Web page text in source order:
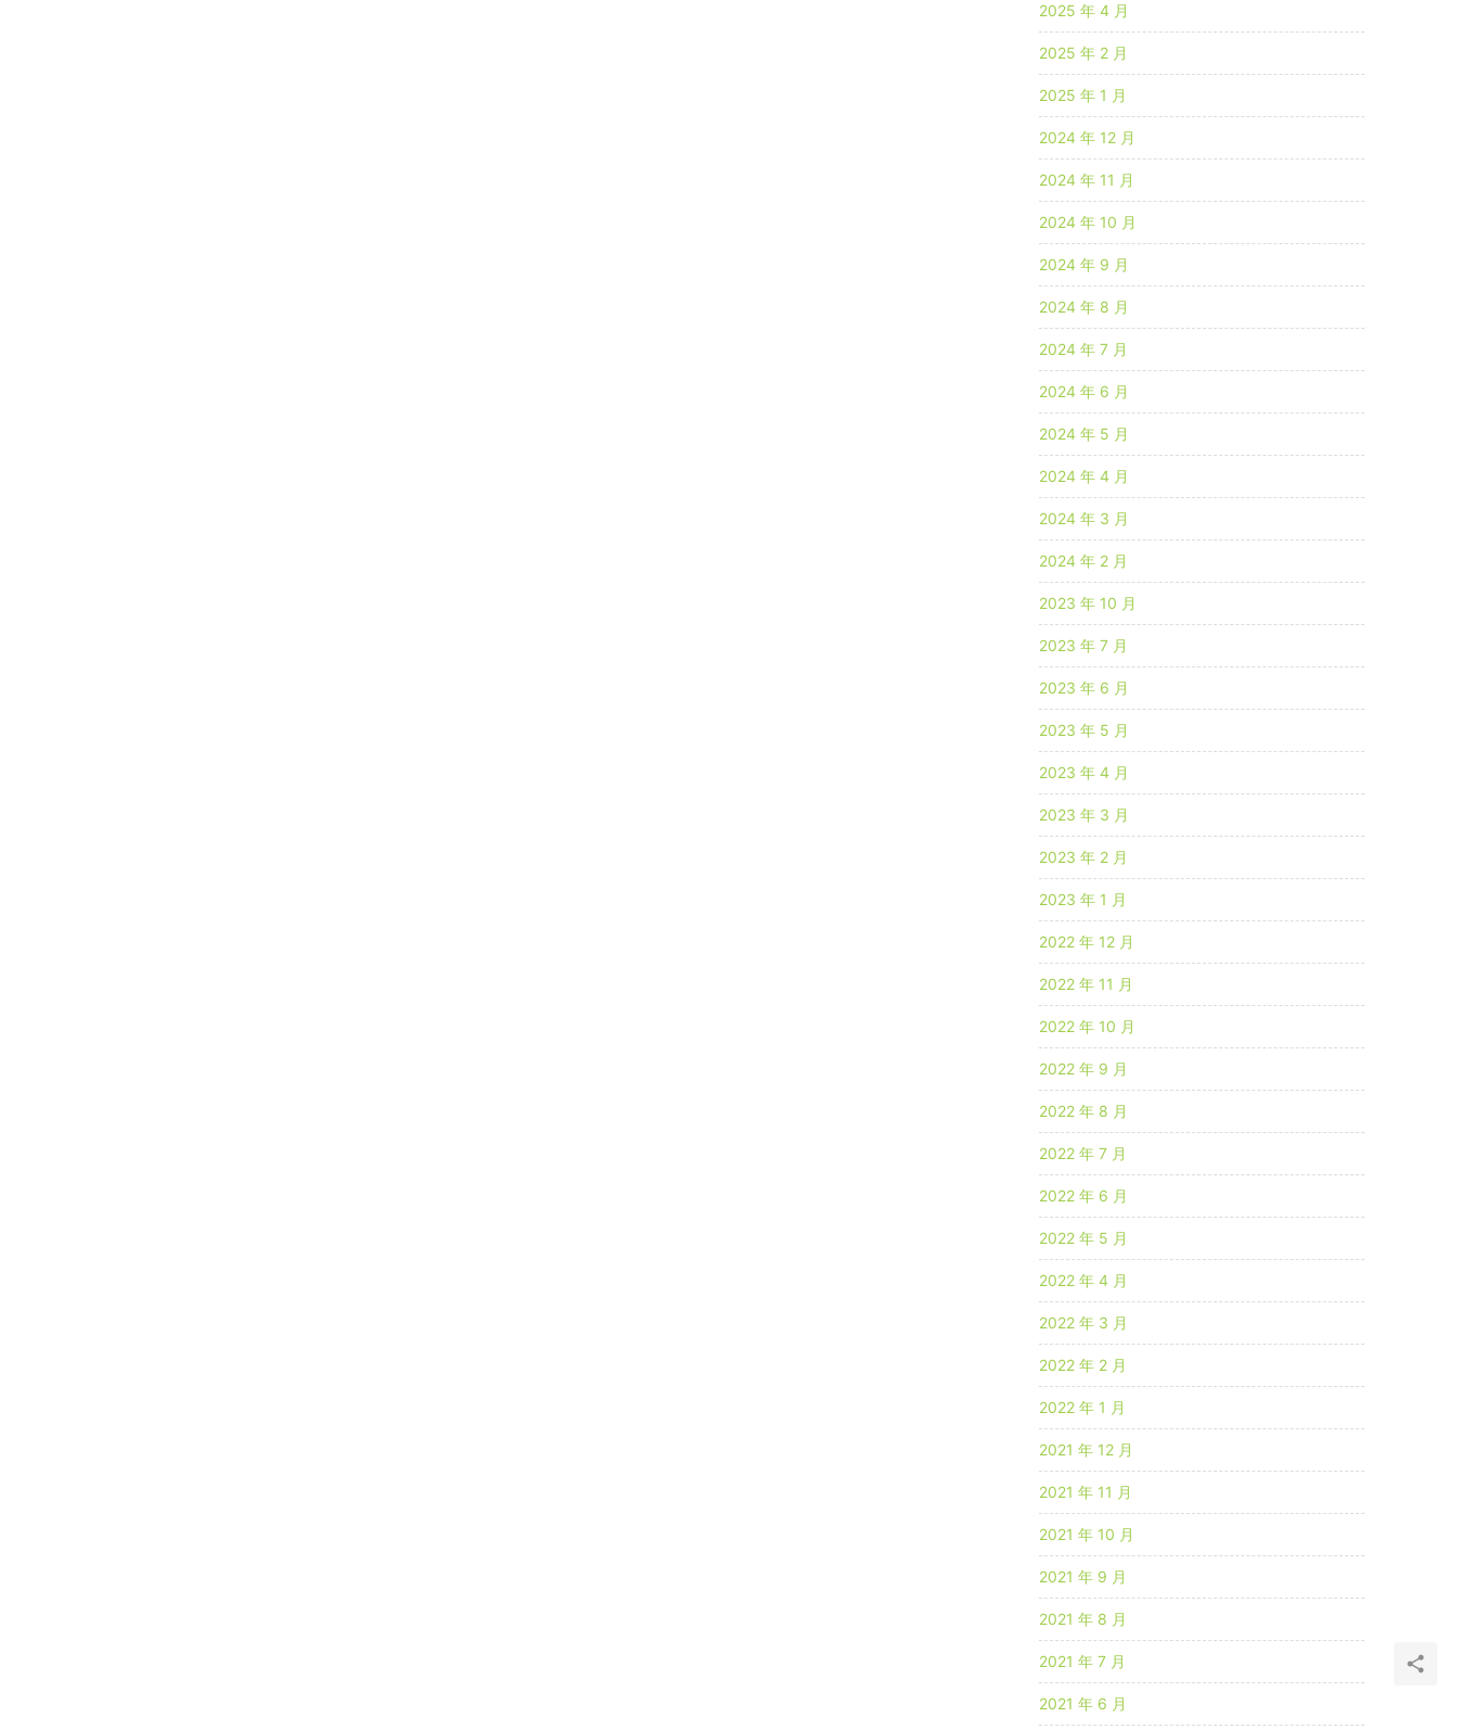
2025 年 4 月
2025 年 2 月
2025 年 1 月
2024 年 12 月
2024 年 11 月
2024 年 10 月
2024 年 9 月
2024 年 8 月
2024 年 7 月
2024 年 6 月
2024 年 5 月
2024 年 4 月
2024 年 3 月
2024 年 2 月
2023 年 10 月
2023 年 7 月
2023 年 6 月
2023 年 5 月
2023 年 4 月
2023 年 3 月
2023 年 2 月
2023 年 1 月
2022 年 12 月
2022 年 11 月
2022 年 10 月
2022 年 9 月
2022 年 8 月
2022 年 7 月
2022 年 6 月
2022 年 5 月
2022 年 4 月
2022 年 3 月
2022 年 2 月
2022 年 1 月
2021 年 12 月
2021 年 11 月
2021 年 10 月
2021 年 9 月
2021 年 8 月
2021 年 7 月
2021 年 6 月